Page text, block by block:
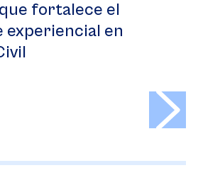
fortalece el
experiencial en